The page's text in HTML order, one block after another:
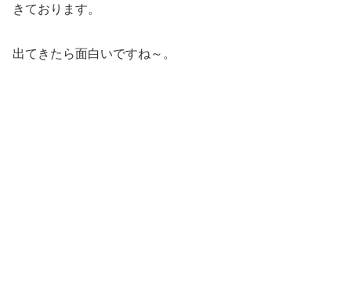
きております。
出てきたら面白いですね～。